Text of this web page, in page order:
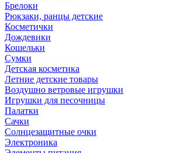
Брелоки
Рюкзаки, ранцы детские
Косметички
Дождевики
Кошельки
Сумки
Детская косметика
Летние детские товары
Воздушно ветровые игрушки
Игрушки для песочницы
Палатки
Сачки
Солнцезащитные очки
Электроника